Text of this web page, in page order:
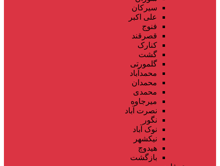
سیرکان
علی اکبر
فنوج
قصرقند
کنارک
گشت
گلمورتی
محمدآباد
محمدان
محمدی
میرجاوه
نصرت آباد
نگور
نوک آباد
نیکشهر
هیدوچ
بازگشت